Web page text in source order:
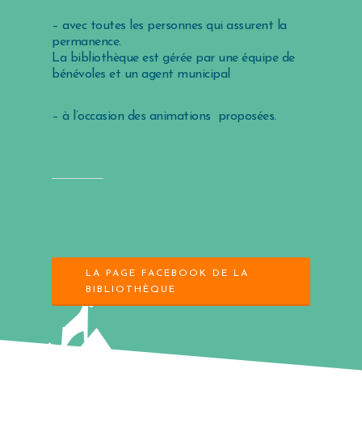
– avec toutes les personnes qui assurent la
permanence.
La bibliothèque est gérée par une équipe de
bénévoles et un agent municipal
– à l’occasion des animations proposées.
LA PAGE FACEBOOK DE LA
BIBLIOTHÈQUE